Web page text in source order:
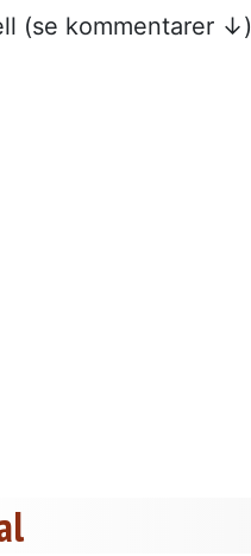
(se kommentarer ↓)